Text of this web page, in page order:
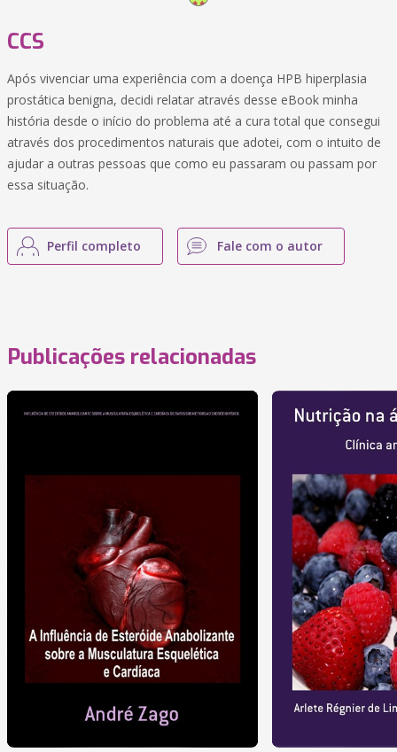
CCS
Após vivenciar uma experiência com a doença HPB hiperplasia
prostática benigna, decidi relatar através desse eBook minha
história desde o início do problema até a cura total que consegui
através dos procedimentos naturais que adotei, com o intuito de
ajudar a outras pessoas que como eu passaram ou passam por
essa situação.
Perfil completo Fale com o autor
Publicações relacionadas